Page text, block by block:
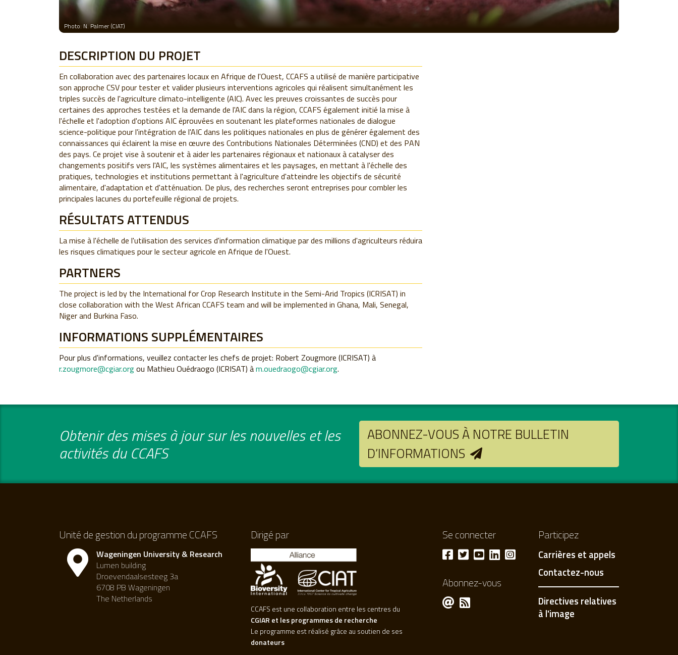
Photo: N. Palmer (CIAT)
DESCRIPTION DU PROJET
En collaboration avec des partenaires locaux en Afrique de l'Ouest, CCAFS a utilisé de manière participative
son approche CSV pour tester et valider plusieurs interventions agricoles qui réalisent simultanément les
triples succès de l'agriculture climato-intelligente (AIC). Avec les preuves croissantes de succès pour
certaines des approches testées et la demande de l'AIC dans la région, CCAFS également initié la mise à
l'échelle et l'adoption d'options AIC éprouvées en soutenant les plateformes nationales de dialogue
science-politique pour l'intégration de l'AIC dans les politiques nationales en plus de générer également des
connaissances qui éclairent la mise en œuvre des Contributions Nationales Déterminées (CND) et des PAN
des pays. Ce projet vise à soutenir et à aider les partenaires régionaux et nationaux à catalyser des
changements positifs vers l'AIC, les systèmes alimentaires et les paysages, en mettant à l'échelle des
pratiques, technologies et institutions permettant à l'agriculture d'atteindre les objectifs de sécurité
alimentaire, d'adaptation et d'atténuation. De plus, des recherches seront entreprises pour combler les
principales lacunes du portefeuille régional de projets.
RÉSULTATS ATTENDUS
La mise à l'échelle de l'utilisation des services d'information climatique par des millions d'agriculteurs réduira
les risques climatiques pour le secteur agricole en Afrique de l'Ouest.
PARTNERS
The project is led by the International for Crop Research Institute in the Semi-Arid Tropics (ICRISAT) in
close collaboration with the West African CCAFS team and will be implemented in Ghana, Mali, Senegal,
Niger and Burkina Faso.
INFORMATIONS SUPPLÉMENTAIRES
Pour plus d'informations, veuillez contacter les chefs de projet: Robert Zougmore (ICRISAT) à
r.zougmore@cgiar.orgou Mathieu Ouédraogo (ICRISAT) àm.ouedraogo@cgiar.org.
Obtenir des mises à jour sur les nouvelles et les
activités du CCAFS
ABONNEZ-VOUS À NOTRE BULLETIN
D’INFORMATIONS
Unité de gestion du programme CCAFS
Wageningen University & Research
Lumen building
Droevendaalsesteeg 3a
6708 PB Wageningen
The Netherlands
Dirigé par
CCAFS est une collaboration entre les centres du
CGIAR et les programmes de recherche
Le programme est réalisé grâce au soutien de ses
donateurs
Se connecter
Abonnez-vous
Participez
Carrières et appels
Contactez-nous
Directives relatives
à l'image